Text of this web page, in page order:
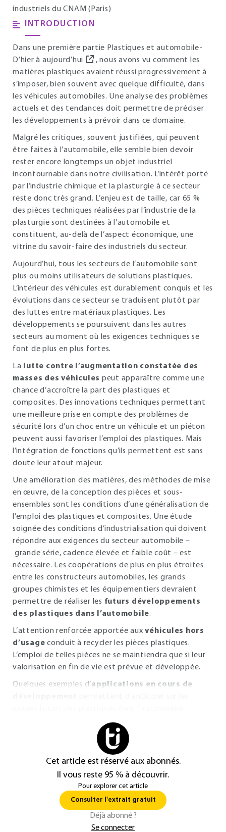
industriels du CNAM (Paris)
INTRODUCTION
Dans une première partie Plastiques et automobile-
D’hier à aujourd’hui
, nous avons vu comment les
matières plastiques avaient réussi progressivement à
s’imposer, bien souvent avec quelque difficulté, dans
les véhicules automobiles. Une analyse des problèmes
actuels et des tendances doit permettre de préciser
les développements à prévoir dans ce domaine.
Malgré les critiques, souvent justifiées, qui peuvent
être faites à l’automobile, elle semble bien devoir
rester encore longtemps un objet industriel
incontournable dans notre civilisation. L’intérêt porté
par l’industrie chimique et la plasturgie à ce secteur
reste donc très grand. L’enjeu est de taille, car 65 %
des pièces techniques réalisées par l’industrie de la
plasturgie sont destinées à l’automobile et
constituent, au-delà de l’aspect économique, une
vitrine du savoir-faire des industriels du secteur.
Aujourd’hui, tous les secteurs de l’automobile sont
plus ou moins utilisateurs de solutions plastiques.
L’intérieur des véhicules est durablement conquis et les
évolutions dans ce secteur se traduisent plutôt par
des luttes entre matériaux plastiques. Les
développements se poursuivent dans les autres
secteurs au moment où les exigences techniques se
font de plus en plus fortes.
La
lutte contre l’augmentation constatée des
masses des véhicules peut apparaître comme une
chance d’accroître la part des plastiques et
composites. Des innovations techniques permettant
une meilleure prise en compte des problèmes de
sécurité lors d’un choc entre un véhicule et un piéton
peuvent aussi favoriser l’emploi des plastiques. Mais
l’intégration de fonctions qu’ils permettent est sans
doute leur atout majeur.
Une amélioration des matières, des méthodes de mise
en œuvre, de la conception des pièces et sous-
ensembles sont les conditions d’une généralisation de
l’emploi des plastiques et composites. Une étude
soignée des conditions d’industrialisation qui doivent
répondre aux exigences du secteur automobile –
grande série, cadence élevée et faible coût – est
nécessaire. Les coopérations de plus en plus étroites
entre les constructeurs automobiles, les grands
groupes chimistes et les équipementiers devraient
permettre de réaliser les futurs développements
des plastiques dans l’automobile.
L’attention renforcée apportée auxvéhicules hors
d’usage conduit à recycler les pièces plastiques.
L’emploi de telles pièces ne se maintiendra que si leur
valorisation en fin de vie est prévue et développée.
Quelques exemples d’applications en cours de
Cet article est réservé aux abonnés.
Il vous reste 95 % à découvrir.
Pour explorer cet article
Consulter l'extrait gratuit
Déjà abonné ?
Se connecter